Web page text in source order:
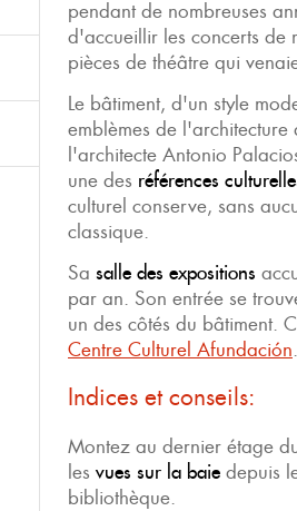
pendant de nombreuses
d'accueillir les concerts de
pièces de théâtre qui
Le bâtiment, d'un style
emblèmes de
l'architecte Antonio
une des références
culturel conserve, sans
classique.
Sa salle des expositions
par an. Son entrée se
un des côtés du bâtiment.
Centre Culturel Afundación.
Indices et conseils:
Montez au dernier étage
les vues sur la baie depuis
bibliothèque.